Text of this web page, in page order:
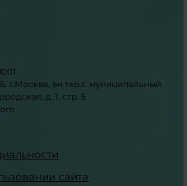
г.Москва, вн.тер.г. муниципальный
д. 1, стр. 5
сайта